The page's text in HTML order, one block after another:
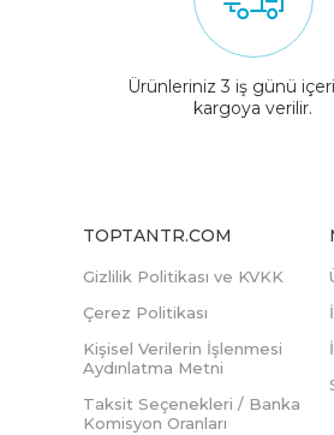
Ürünleriniz 3 iş günü
kargoya verilir.
TOPTANTR.COM
Gizlilik Politikası ve KVKK
Çerez Politikası
Kişisel Verilerin İşlenmesi
Aydınlatma Metni
Taksit Seçenekleri / Banka
Komisyon Oranları